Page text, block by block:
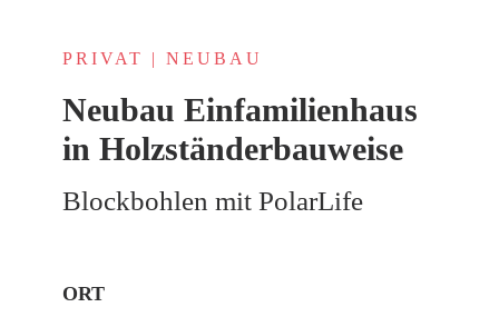
PRIVAT | NEUBAU
Neubau Einfamilien­haus
in Holzständer­bauweise
Blockbohlen mit PolarLife
ORT